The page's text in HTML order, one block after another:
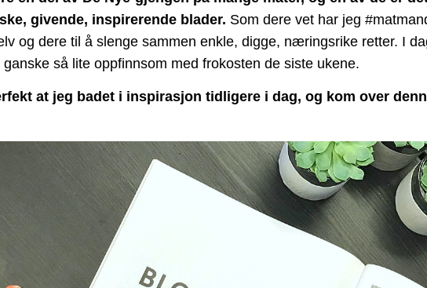
givende, inspirerende blader. Som dere vet har jeg
og dere til å slenge sammen enkle, digge, næringsrike retter. I
så lite oppfinnsom med frokosten de siste ukene.
at jeg badet i inspirasjon tidligere i dag, og kom over